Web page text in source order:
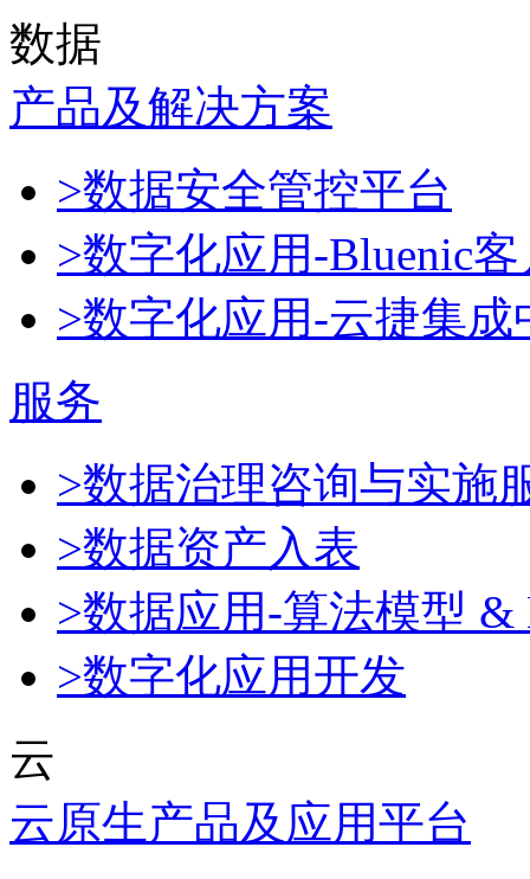
数据
产品及解决方案
>数据安全管控平台
>数字化应用-Bluenic
>数字化应用-云捷集成
服务
>数据治理咨询与实施
>数据资产入表
>数据应用-算法模型 &
>数字化应用开发
云
云原生产品及应用平台